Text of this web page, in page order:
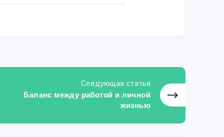
Следующая статья
Баланс между работой и личной
жизнью